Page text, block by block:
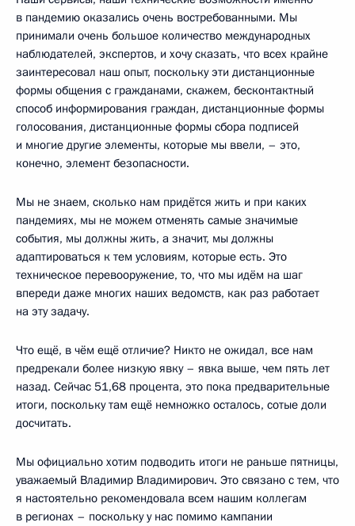
в пандемию оказались очень востребованными. Мы
принимали очень большое количество международных
наблюдателей, экспертов, и хочу сказать, что всех крайне
заинтересовал наш опыт, поскольку эти дистанционные
формы общения с гражданами, скажем, бесконтактный
способ информирования граждан, дистанционные формы
голосования, дистанционные формы сбора подписей
и многие другие элементы, которые мы ввели, – это,
конечно, элемент безопасности.
Мы не знаем, сколько нам придётся жить и при каких
пандемиях, мы не можем отменять самые значимые
события, мы должны жить, а значит, мы должны
адаптироваться к тем условиям, которые есть. Это
техническое перевооружение, то, что мы идём на шаг
впереди даже многих наших ведомств, как раз работает
на эту задачу.
Что ещё, в чём ещё отличие? Никто не ожидал, все нам
предрекали более низкую явку – явка выше, чем пять лет
назад. Сейчас 51,68 процента, это пока предварительные
итоги, поскольку там ещё немножко осталось, сотые доли
досчитать.
Мы официально хотим подводить итоги не раньше пятницы,
уважаемый Владимир Владимирович. Это связано с тем, что
я настоятельно рекомендовала всем нашим коллегам
в регионах – поскольку у нас помимо кампании